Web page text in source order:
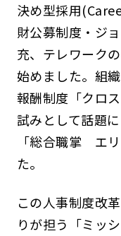
決め型採用
財公募制度・ジ
充、テレワーク
始めました。組
報酬制度「クロ
試みとして話題
「総合職掌 エ
た。
この人事制度改
りが担う「ミッ